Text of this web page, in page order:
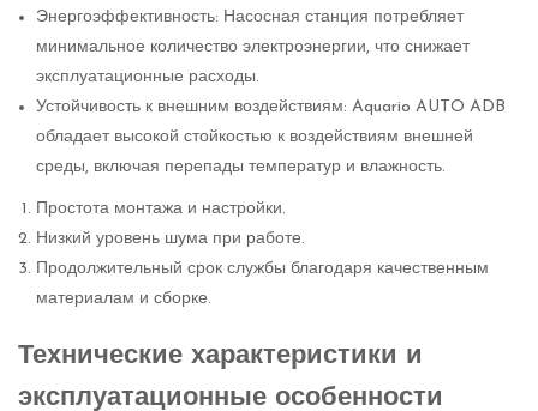
Энергоэффективность: Насосная станция потребляет
минимальное количество электроэнергии, что снижает
эксплуатационные расходы.
Устойчивость к внешним воздействиям: Aquario AUTO ADB
обладает высокой стойкостью к воздействиям внешней
среды, включая перепады температур и влажность.
Простота монтажа и настройки.
Низкий уровень шума при работе.
Продолжительный срок службы благодаря качественным
материалам и сборке.
Технические характеристики и
эксплуатационные особенности